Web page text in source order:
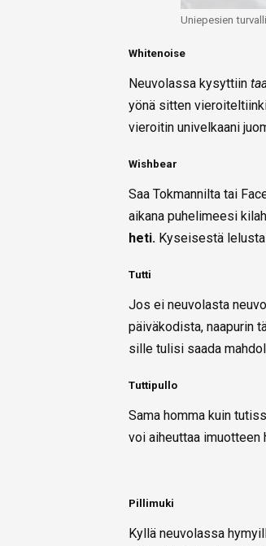
Uniepesien
Whitenoise
Neuvolassa kysyttiin
yönä sitten
vieroitin univelkaani
Wishbear
Saa Tokmannilta tai
aikana puhelimeesi
heti. Kyseisestä
Tutti
Jos ei neuvolasta
päiväkodista, naapurin
sille tulisi saada
Tuttipullo
Sama homma kuin
voi aiheuttaa imuotteen
Pillimuki
Kyllä neuvolassa